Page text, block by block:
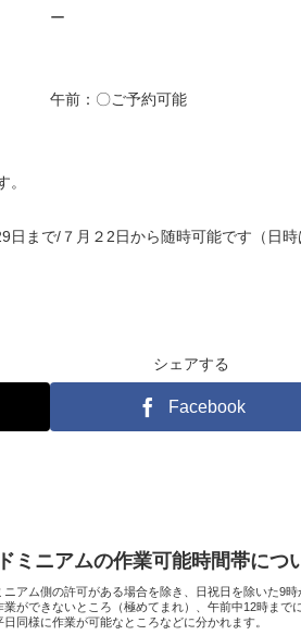
ー
午前：〇ご予約可能
。
日まで/７月２2日から随時可能です（日時
シェアする
Facebook
ミニアムの作業可能時間帯につ
ニアム側の許可がある場合を除き、日祝日を除いた9
業ができないところ（極めてまれ）、午前中12時ま
日同様に作業が可能なところなどに分かれます。